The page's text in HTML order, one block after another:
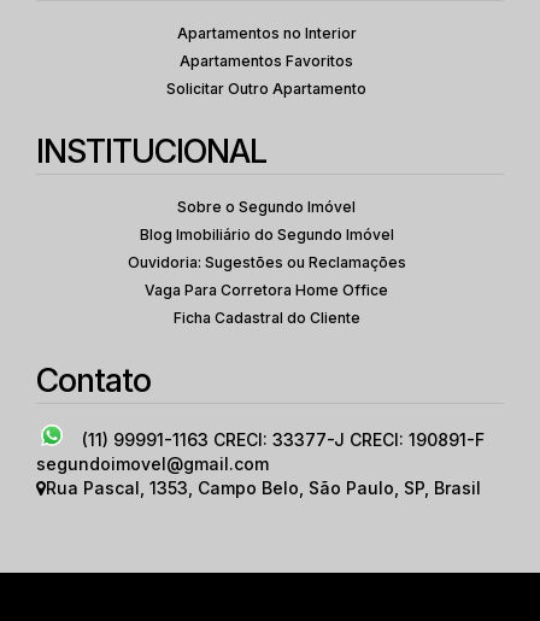
Apartamentos no Interior
Apartamentos Favoritos
Solicitar Outro Apartamento
INSTITUCIONAL
Sobre o Segundo Imóvel
Blog Imobiliário do Segundo Imóvel
Ouvidoria: Sugestões ou Reclamações
Vaga Para Corretora Home Office
Ficha Cadastral do Cliente
Contato
(11) 99991-1163 CRECI: 33377-J CRECI: 190891-F
segundoimovel@gmail.com
Rua Pascal 1353 Campo Belo São Paulo SP Brasil